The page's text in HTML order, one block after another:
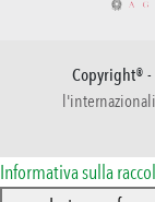
Copyright® -
Informativa sulla